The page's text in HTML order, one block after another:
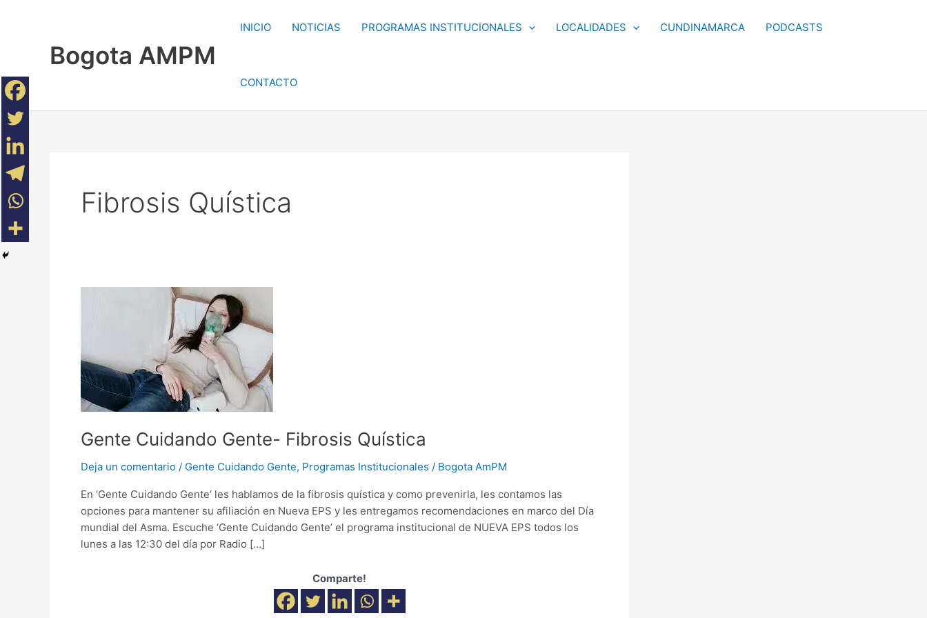
Bogota AMPM
INICIO NOTICIAS PROGRAMAS INSTITUCIONALES LOCALIDADES CUNDINAMARCA PODCASTS
CONTACTO
Fibrosis Quística
Gente Cuidando Gente- Fibrosis Quística
Deja un comentario / Gente Cuidando Gente, Programas Institucionales / Bogota AmPM
En ‘Gente Cuidando Gente’ les hablamos de la fibrosis quística y como prevenirla, les contamos las
opciones para mantener su afiliación en Nueva EPS y les entregamos recomendaciones en marco del Día
mundial del Asma. Escuche ‘Gente Cuidando Gente’ el programa institucional de NUEVA EPS todos los
lunes a las 12:30 del día por Radio […]
Comparte!
Quística